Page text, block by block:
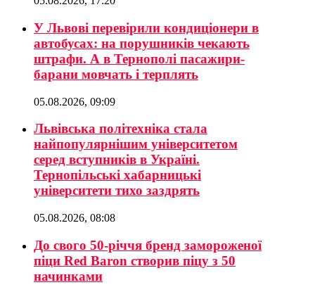
У Львові перевірили кондиціонери в
автобусах: на порушників чекають
штрафи. А в Тернополі пасажири-
барани мовчать і терплять
05.08.2026, 09:09
Львівська політехніка стала
найпопулярнішим університетом
серед вступників в Україні.
Тернопільські хабарницькі
університети тихо заздрять
05.08.2026, 08:08
До свого 50-річчя бренд замороженої
піци Red Baron створив піцу з 50
начинками